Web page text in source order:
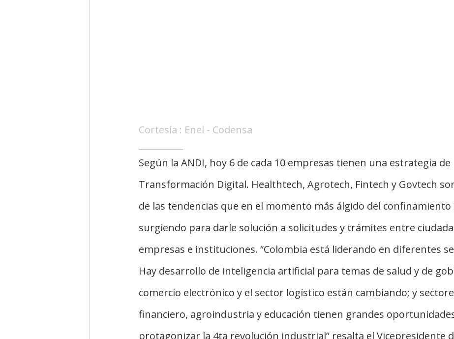
Cortesía : Enel - Codensa
Según la ANDI, hoy 6 de cada 10 empresas tienen una estrategia de
Transformación Digital. Healthtech, Agrotech, Fintech y Govtech
de las tendencias que en el momento más álgido del
surgiendo para darle solución a solicitudes y trámites entre
empresas e instituciones. “Colombia está liderando en diferentes
Hay desarrollo de inteligencia artificial para temas de salud y de
comercio electrónico y el sector logístico están cambiando; y
financiero, agroindustria y educación tienen grandes
protagonizar la 4ta revolución industrial” resalta el Vicepresidente